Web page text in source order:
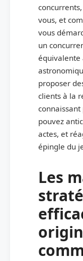
vous, et
vous
un
équivalente
proposer
clients à la
pouvez
actes, et
épingle du
Les